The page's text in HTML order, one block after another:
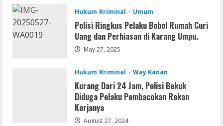
Serialers
Adobe Acrobat Pro 2021 Portable only
August 7, 2026
VL
Office 2021 Home & Student 64 bit ISO
Hukum Kriminal Umum
Polisi Ringkus Pelaku Bobol Rumah Curi
Uang dan Perhiasan di Karang Umpu.
May 27, 2025
Hukum Kriminal Way Kanan
Kurang Dari 24 Jam, Polisi Bekuk
Diduga Pelaku Pembacokan Rekan
Kerjanya
August 27, 2024